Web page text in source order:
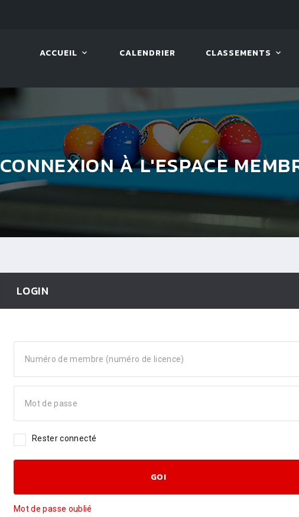
ACCUEIL CALENDRIER CLASSEMENTS
CONNEXION À L'ESPACE
LOGIN
Numéro de membre (numéro de licence)
Mot de passe
Rester connecté
GO!
Mot de passe oublié